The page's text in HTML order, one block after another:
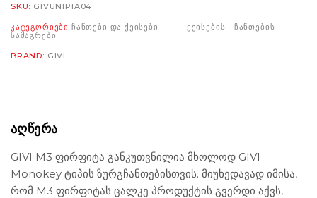
SKU: GIVUNIPIA04
ᲙᲐᲢᲔᲒᲝᲠᲘᲔᲑᲘ ᲩᲐᲜᲗᲔᲑᲘ ᲓᲐ ᲥᲔᲘᲡᲔᲑᲘ
ᲥᲔᲘᲡᲔᲑᲘᲡ - ᲩᲐᲜᲗᲔᲑᲘᲡ
ᲡᲐᲛᲐᲒᲠᲔᲑᲘ
BRAND: GIVI
ᲐᲦᲬᲔᲠᲐ
GIVI M3 ფირფიტა განკუთვნილია მხოლოდ GIVI
Monokey ტიპის ზურგჩანთებისთვის. მიუხედავად იმისა,
რომ M3 ფირფიტას ცალკე პროდუქტის გვერდი აქვს,